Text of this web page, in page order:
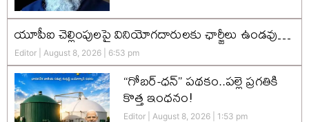
యూపీఐ చెల్లింపులపై వినియోగదారులకు ఛార్జీలు ఉండవు…
Editor August 8, 2026 6:53 pm
“గోబర్-ధన్” పథకం..పల్లె ప్రగతికి
కొత్త ఇంధనం!
Editor August 8, 2026 1:53 pm